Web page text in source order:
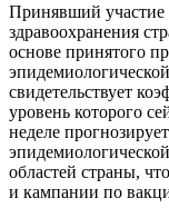
Принявший участие
здравоохранения
основе принятого
свидетельствует
уровень которого
неделе
областей страны,
и кампании по